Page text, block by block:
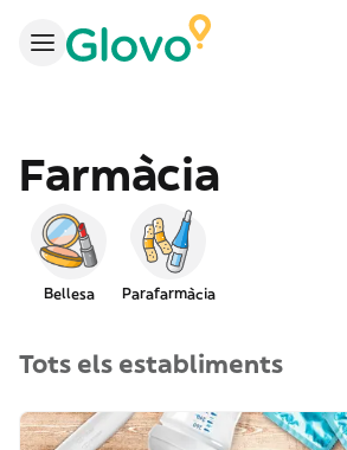
Farmàcia
Bellesa Parafarmàcia
Tots els establiments